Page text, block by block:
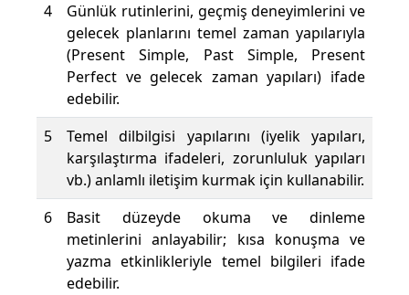
4
Günlük rutinlerini, geçmiş deneyimlerini ve
gelecek planlarını temel zaman yapılarıyla
(Present Simple, Past Simple, Present
Perfect ve gelecek zaman yapıları) ifade
edebilir.
5
Temel dilbilgisi yapılarını (iyelik yapıları,
karşılaştırma ifadeleri, zorunluluk yapıları
vb.) anlamlı iletişim kurmak için kullanabilir.
6
Basit düzeyde okuma ve dinleme
metinlerini anlayabilir; kısa konuşma ve
yazma etkinlikleriyle temel bilgileri ifade
edebilir.